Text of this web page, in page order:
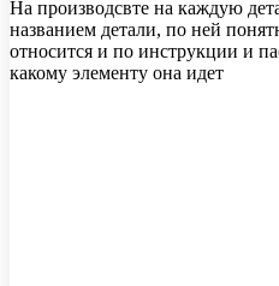
На производсвте на каждую
названием детали, по ней
относится и по инструкции и
какому элементу она идет